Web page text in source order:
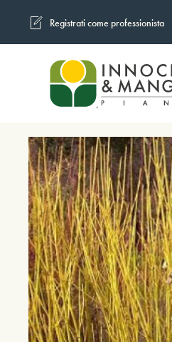
Skip to main content
Registrati come professionista